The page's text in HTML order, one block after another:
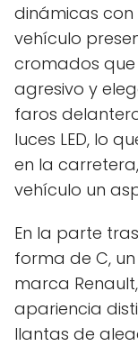
dinámicas con
vehículo
cromados
agresivo y
faros
luces LED, lo
en la
vehículo un
En la parte
forma de C,
marca
apariencia
llantas de